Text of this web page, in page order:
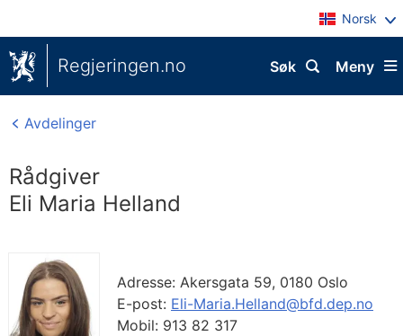
Norsk
Regjeringen.no Meny
Søk
Avdelinger
Rådgiver
Eli Maria Helland
Adresse: Akersgata 59, 0180 Oslo
E-post: Eli-Maria.Helland@bfd.dep.no
Mobil: 913 82 317